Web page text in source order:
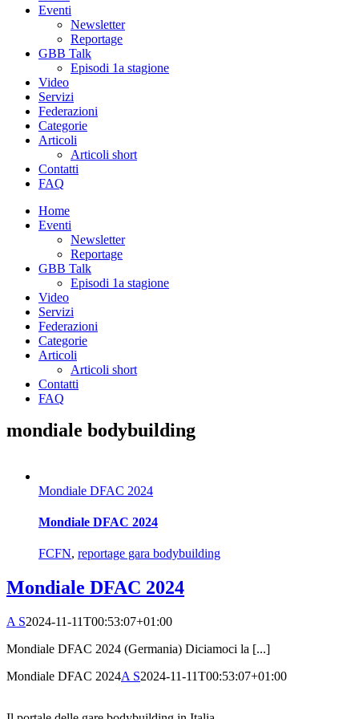
Eventi
Newsletter
Reportage
GBB Talk
Episodi 1a stagione
Video
Servizi
Federazioni
Categorie
Articoli
Articoli short
Contatti
FAQ
Home
Eventi
Newsletter
Reportage
GBB Talk
Episodi 1a stagione
Video
Servizi
Federazioni
Categorie
Articoli
Articoli short
Contatti
FAQ
mondiale bodybuilding
Mondiale DFAC 2024
Mondiale DFAC 2024
FCFN, reportage gara bodybuilding
Mondiale DFAC 2024
A S2024-11-11T00:53:07+01:00
Mondiale DFAC 2024 (Germania) Diciamoci la [...]
Mondiale DFAC 2024A S2024-11-11T00:53:07+01:00